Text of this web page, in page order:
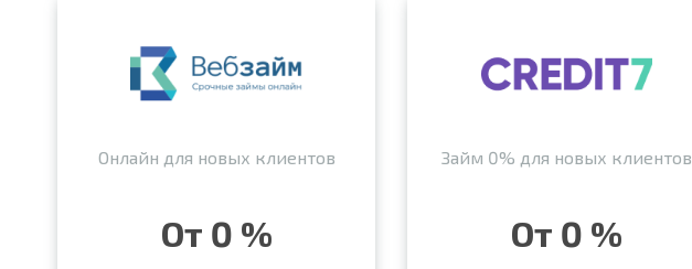
Онлайн для новых клиентов
От 0 %
Займ 0% для новых клиентов
От 0 %